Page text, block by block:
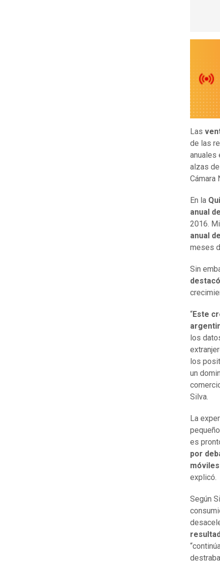
Las
de las
anuales
alzas
Cámara
En la
anual
2016.
anual
meses
Sin
“Este
los
los
un
Silva.
La
es
por
explicó.
Según